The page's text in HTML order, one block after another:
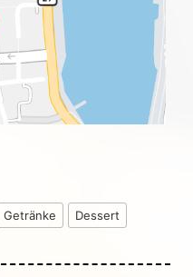
Getränke Dessert